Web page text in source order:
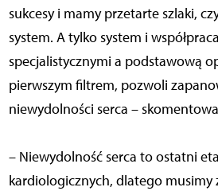
sukcesy i mamy przetarte szlaki,
system. A tylko system i
specjalistycznymi a podstawową
pierwszym filtrem, pozwoli
niewydolności serca –
– Niewydolność serca to ostatni
kardiologicznych, dlatego musimy